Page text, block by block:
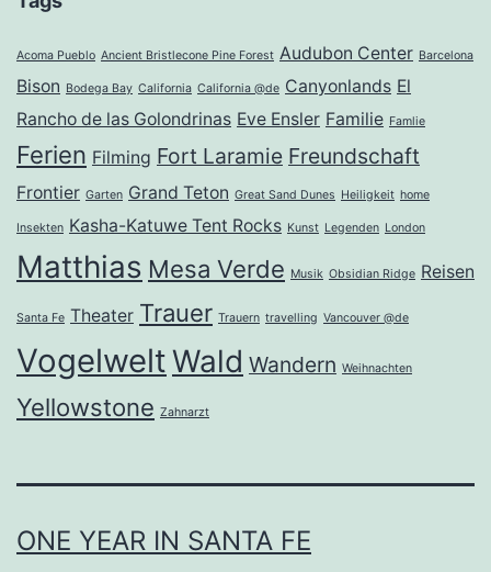
Acoma Pueblo Ancient Bristlecone Pine Forest Audubon Center Barcelona
Bison Bodega Bay California California @de Canyonlands El
Rancho de las Golondrinas Eve Ensler Familie Famlie
Ferien Filming Fort Laramie Freundschaft
Frontier Garten Grand Teton Great Sand Dunes Heiligkeit home
Insekten Kasha-Katuwe Tent Rocks Kunst Legenden London
Matthias Mesa Verde Musik Obsidian Ridge Reisen
Santa Fe Theater Trauer Trauern travelling Vancouver @de
VogelweltWald Wandern Weihnachten
Yellowstone Zahnarzt
ONE YEAR IN SANTA FE